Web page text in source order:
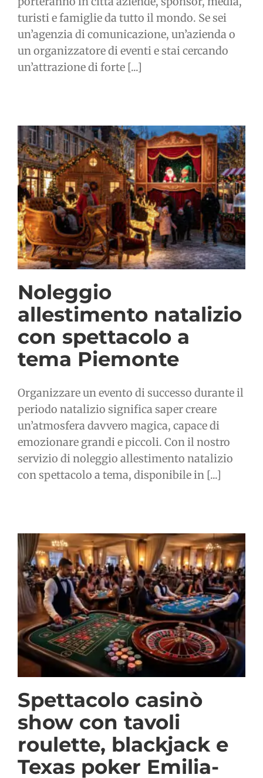
turisti e famiglie da tutto il mondo. Se sei
un’agenzia di comunicazione, un’azienda o
un organizzatore di eventi e stai cercando
un’attrazione di forte [...]
Noleggio
allestimento natalizio
con spettacolo a
tema Piemonte
Organizzare un evento di successo durante il
periodo natalizio significa saper creare
un’atmosfera davvero magica, capace di
emozionare grandi e piccoli. Con il nostro
servizio di noleggio allestimento natalizio
con spettacolo a tema, disponibile in [...]
Spettacolo casinò
show con tavoli
roulette, blackjack e
Texas poker Emilia-